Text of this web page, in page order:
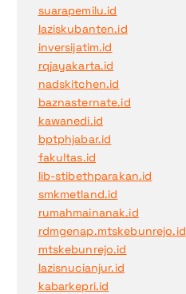
suarapemilu.id
laziskubanten.id
inversijatim.id
rqjayakarta.id
nadskitchen.id
baznasternate.id
kawanedi.id
bptphjabar.id
fakultas.id
lib-stibethparakan.id
smkmetland.id
rumahmainanak.id
rdmgenap.mtskebunrejo.id
mtskebunrejo.id
lazisnucianjur.id
kabarkepri.id